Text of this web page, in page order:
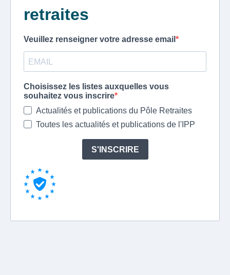
retraites
Veuillez renseigner votre adresse email
Choisissez les listes auxquelles vous
souhaitez vous inscrire
Actualités et publications du Pôle Retraites
Toutes les actualités et publications de l'IPP
S'INSCRIRE